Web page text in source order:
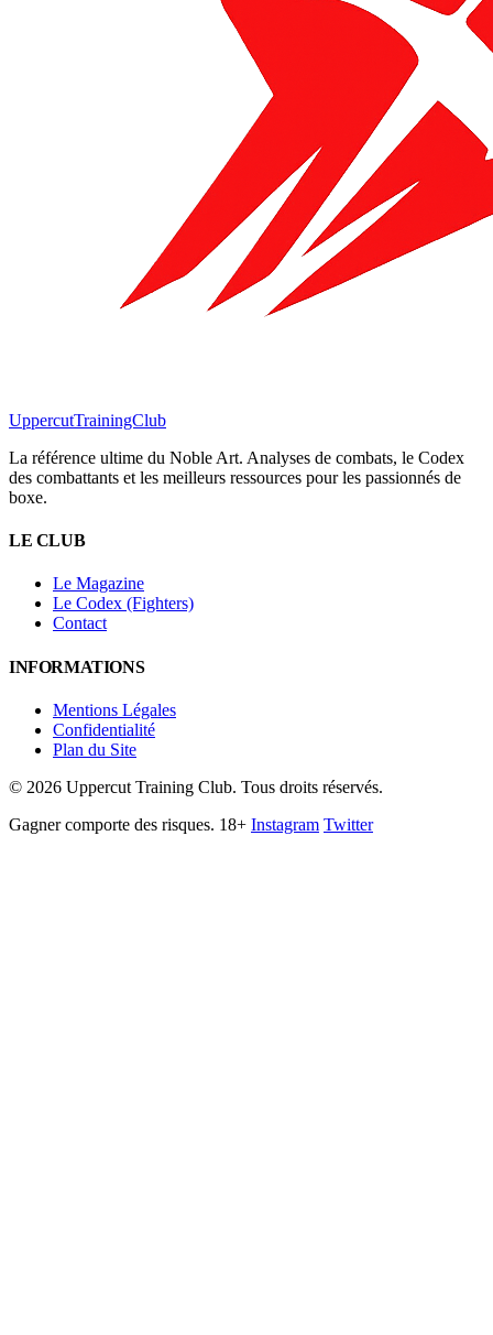
UppercutTrainingClub
La référence ultime du Noble Art. Analyses de combats, le Codex
des combattants et les meilleurs ressources pour les passionnés de
boxe.
LE CLUB
Le Magazine
Le Codex (Fighters)
Contact
INFORMATIONS
Mentions Légales
Confidentialité
Plan du Site
© 2026 Uppercut Training Club. Tous droits réservés.
Gagner comporte des risques. 18+ Instagram Twitter